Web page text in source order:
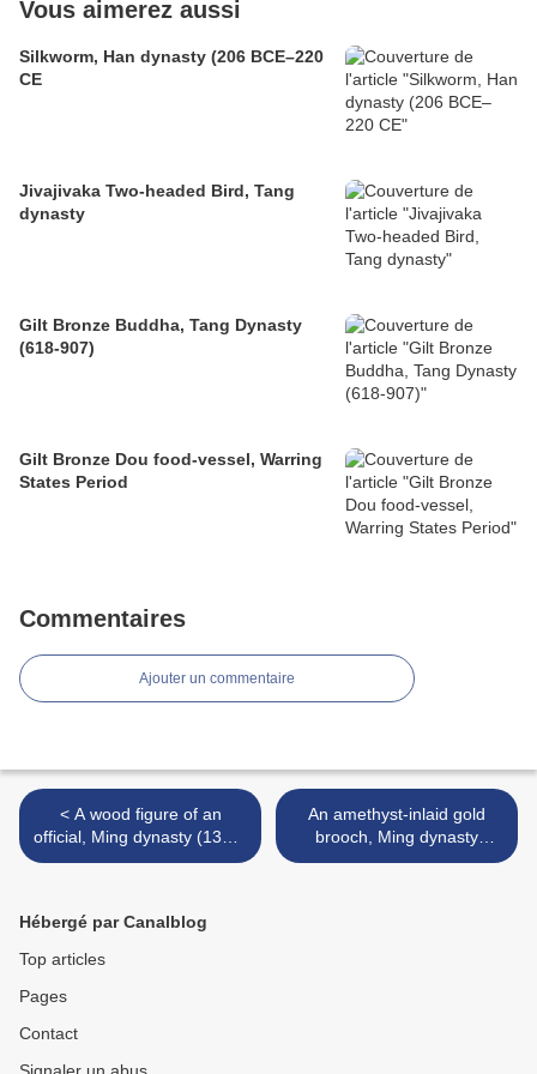
Vous aimerez aussi
Silkworm, Han dynasty (206 BCE–220
CE
Jivajivaka Two-headed Bird, Tang
dynasty
Gilt Bronze Buddha, Tang Dynasty
(618-907)
Gilt Bronze Dou food-vessel, Warring
States Period
Commentaires
Ajouter un commentaire
< A wood figure of an
official, Ming dynasty (1368-
1644), 17th century
An amethyst-inlaid gold
brooch, Ming dynasty
(1368-1644) >
Hébergé par Canalblog
Top articles
Pages
Contact